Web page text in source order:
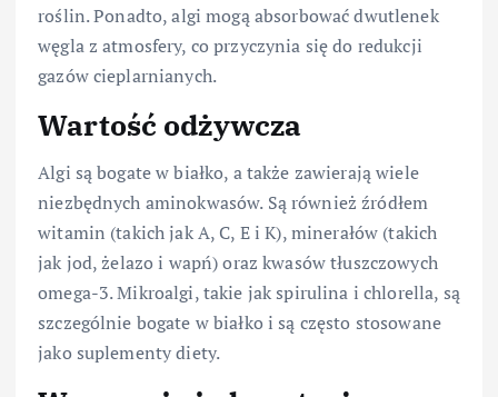
roślin. Ponadto, algi mogą absorbować dwutlenek
węgla z atmosfery, co przyczynia się do redukcji
gazów cieplarnianych.
Wartość odżywcza
Algi są bogate w białko, a także zawierają wiele
niezbędnych aminokwasów. Są również źródłem
witamin (takich jak A, C, E i K), minerałów (takich
jak jod, żelazo i wapń) oraz kwasów tłuszczowych
omega-3. Mikroalgi, takie jak spirulina i chlorella, są
szczególnie bogate w białko i są często stosowane
jako suplementy diety.